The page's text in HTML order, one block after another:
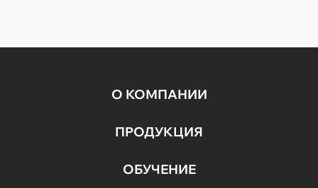
О КОМПАНИИ
ПРОДУКЦИЯ
ОБУЧЕНИЕ